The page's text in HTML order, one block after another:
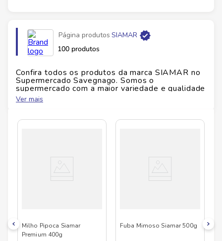
Fabricante ROCHA E ROCHA ALIMENTOS
EAN 7896069570300
Id do produto
Altura 18.5cm
Comprimento
Página produtos SIAMAR
100 produtos
Confira todos os produtos da marca SIAMAR no
Supermercado Savegnago. Somos o
supermercado com a maior variedade e qualidade
do Brasil!
de produtos SIAMAR, confira abaixo:
Ver mais
Milho Pipoca Siamar
Premium 400g
Fuba Mimoso Siamar 500g